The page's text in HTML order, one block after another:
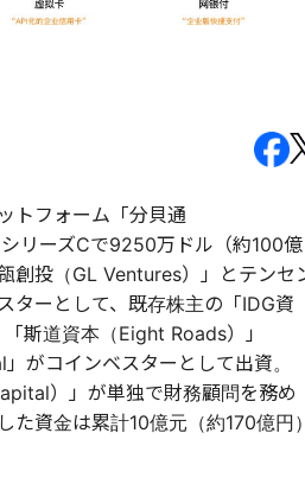
トフォーム「分貝通
リーズCで9250万ドル（約100億
創投（GL Ventures）」とテンセ
ターとして、既存株主の「IDG資
斯道資本（Eight Roads）」
がコインベスターとして出資。
）」が単独で財務顧問を務め
た資金は累計10億元（約170億円